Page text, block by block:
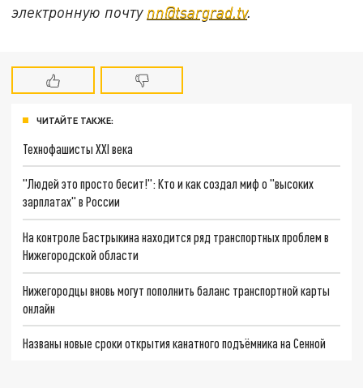
электронную почту nn@tsargrad.tv.
ЧИТАЙТЕ ТАКЖЕ:
Технофашисты XXI века
"Людей это просто бесит!": Кто и как создал миф о "высоких
зарплатах" в России
На контроле Бастрыкина находится ряд транспортных проблем в
Нижегородской области
Нижегородцы вновь могут пополнить баланс транспортной карты
онлайн
Названы новые сроки открытия канатного подъёмника на Сенной